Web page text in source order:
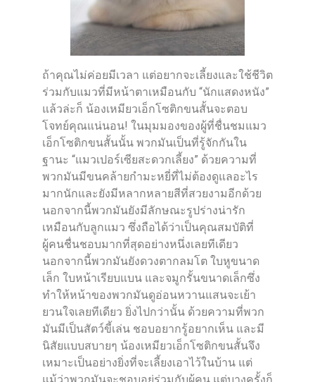
ถ้าคุณไม่ค่อยมีเวลา แต่อยากจะเลี้ยงและใช้ชีวิต
ร่วมกับแมวที่มีหน้าตาเหมือนกับ “นักแสดงหนัง”
แล้วล่ะก็ น้องเหมียวเอ็กโซติกขนสั้นจะตอบ
โจทย์คุณแน่นอน! ในมุมมองของผู้ที่ชื่นชมแมว
เอ็กโซติกขนสั้นนั้น พวกมันเป็นที่รู้จักกันใน
ฐานะ “แมวเปอร์เซียสะดวกเลี้ยง” ด้วยความที่
พวกมันมีขนคล้ายกำมะหยี่ที่ไม่ต้องดูแลอะไร
มากนักและยังมีหลากหลายสีที่สวยงามอีกด้วย
นอกจากนี้พวกมันยังมีลักษณะรูปร่างน่ารัก
เหมือนกับลูกแมว ซึ่งถือได้ว่าเป็นคุณสมบัติที่
ผู้คนชื่นชอบมากที่สุดอย่างหนึ่งเลยทีเดียว
นอกจากนี้พวกมันยังดวงตากลมโต ใบหูขนาด
เล็ก ใบหน้าเรียบแบน และจมูกรั้นขนาดเล็กซึ่ง
ทำให้หน้าของพวกมันดูอ่อนหวานแสนจะเย้า
ยวนใจเลยทีเดียว ยิ่งไปกว่านั้น ด้วยความที่พวก
มันมีเป็นสัตว์ขี้เล่น ชอบอยากรู้อยากเห็น และมี
นิสัยแบบสบายๆ น้องเหมียวเอ็กโซติกขนสั้นจึง
เหมาะเป็นอย่างยิ่งที่จะเลี้ยงเอาไว้ในบ้าน แต่